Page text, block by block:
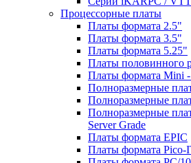
Процессорные платы
Платы формата 2.5"
Платы формата 3.5"
Платы формата 5.25"
Платы половинного
Платы формата Mini
Полноразмерные
Полноразмерные
Полноразмерные
Server Grade
Платы формата EPIC
Платы формата Pico-